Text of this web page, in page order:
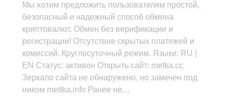
Мы хотим предложить пользователям простой,
безопасный и надежный способ обмена
криптовалют. Обмен без верификации и
регистрации! Отсутствие скрытых платежей и
комиссий. Круглосуточный режим. Языки: RU |
EN Статус: активен Открыть сайт: metka.cc
Зеркало сайта не обнаружено, но замечен под
ником mettka.info Ранее не…